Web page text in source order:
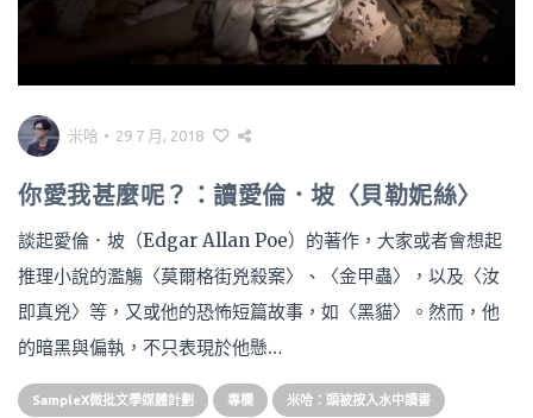
米哈 • 29 7 月, 2018
你愛我甚麼呢？：讀愛倫．坡〈貝勒妮絲〉
談起愛倫．坡（Edgar Allan Poe）的著作，大家或者會想起
推理小說的濫觴〈莫爾格街兇殺案〉、〈金甲蟲〉，以及〈汝
即真兇〉等，又或他的恐怖短篇故事，如〈黑貓〉。然而，他
的暗黑與偏執，不只表現於他懸…
SampleX微批文學媒體計劃 專欄 米哈：頭被按入水中讀書